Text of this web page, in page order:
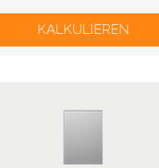
KALKULIEREN